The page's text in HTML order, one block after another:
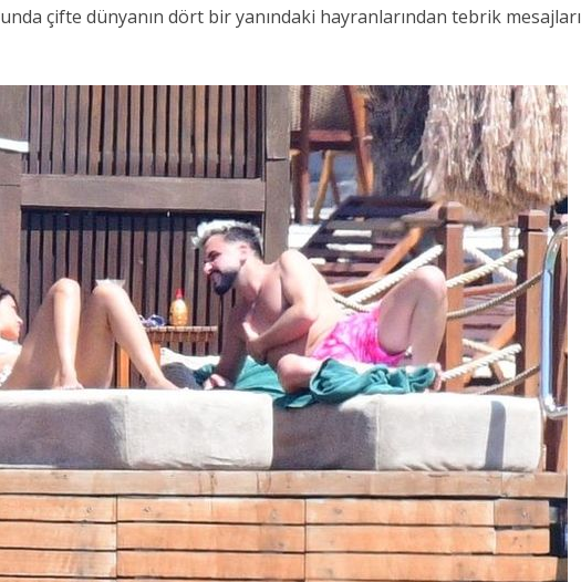
çifte dünyanın dört bir yanındaki hayranlarından tebrik mesajları